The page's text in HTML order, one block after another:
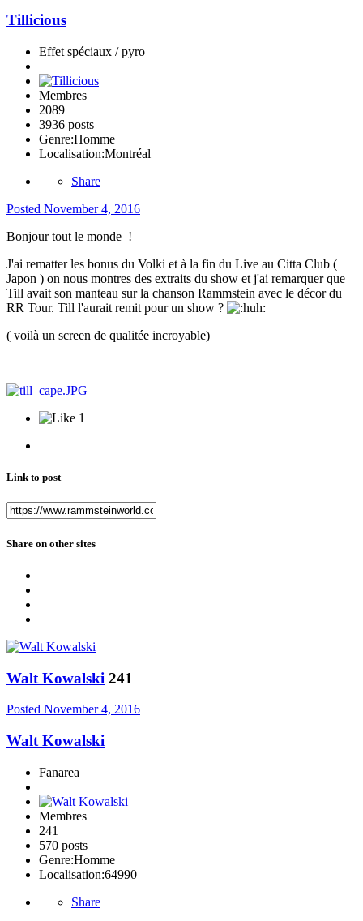
Tillicious
Effet spéciaux / pyro
Membres
2089
3936 posts
Genre:Homme
Localisation:Montréal
Share
Posted November 4, 2016
Bonjour tout le monde !
J'ai rematter les bonus du Volki et à la fin du Live au Citta Club (
Japon ) on nous montres des extraits du show et j'ai remarquer que
Till avait son manteau sur la chanson Rammstein avec le décor du
RR Tour. Till l'aurait remit pour un show ?
( voilà un screen de qualitée incroyable)
1
Link to post
Share on other sites
Walt Kowalski 241
Posted November 4, 2016
Walt Kowalski
Fanarea
Membres
241
570 posts
Genre:Homme
Localisation:64990
Share